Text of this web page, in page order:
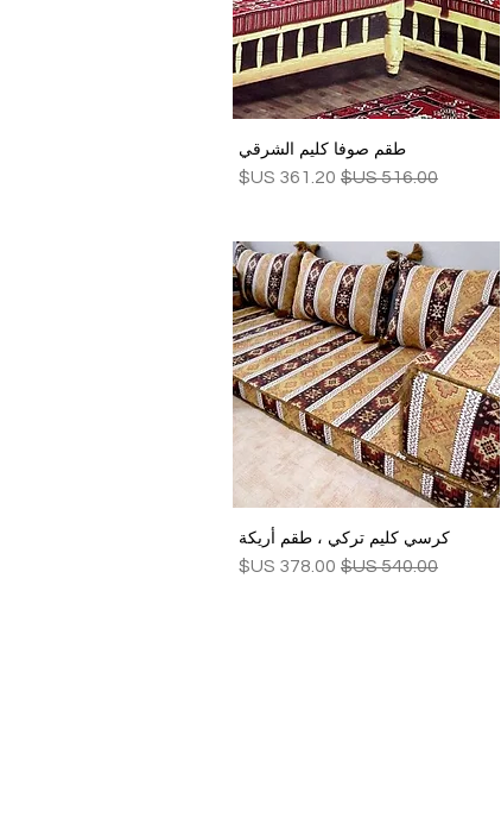
العرض السريع
طقم صوفا كليم الشرقي
سعر عادي سعر البيع
العرض السريع
كرسي كليم تركي ، طقم أريكة
سعر عادي سعر البيع